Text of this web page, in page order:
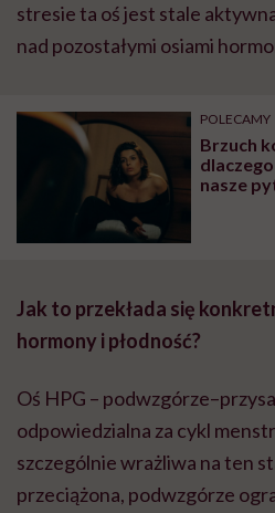
stresie ta oś jest stale
nad pozostałymi osiami
POLECAMY
Brzuch
nasze
Jak to przekłada się
hormony i płodność?
Oś HPG –
odpowiedzialna za cykl
szczególnie wrażliwa na ten
przeciążona, podwzgórze